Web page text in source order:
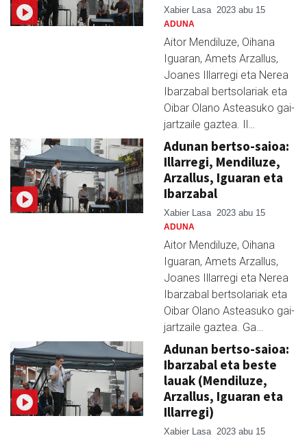
Xabier Lasa 2023 abu 15
ADUNA
Aitor Mendiluze, Oihana
Iguaran, Amets Arzallus,
Joanes Illarregi eta Nerea
Ibarzabal bertsolariak eta
Oibar Olano Asteasuko gai-
jartzaile gaztea. Il…
Adunan bertso-saioa:
Illarregi, Mendiluze,
Arzallus, Iguaran eta
Ibarzabal
Xabier Lasa 2023 abu 15
ADUNA
Aitor Mendiluze, Oihana
Iguaran, Amets Arzallus,
Joanes Illarregi eta Nerea
Ibarzabal bertsolariak eta
Oibar Olano Asteasuko gai-
jartzaile gaztea. Ga…
Adunan bertso-saioa:
Ibarzabal eta beste
lauak (Mendiluze,
Arzallus, Iguaran eta
Illarregi)
Xabier Lasa 2023 abu 15